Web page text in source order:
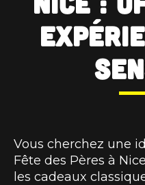
Vous cherchez une
Fête des Pères à
les cadeaux